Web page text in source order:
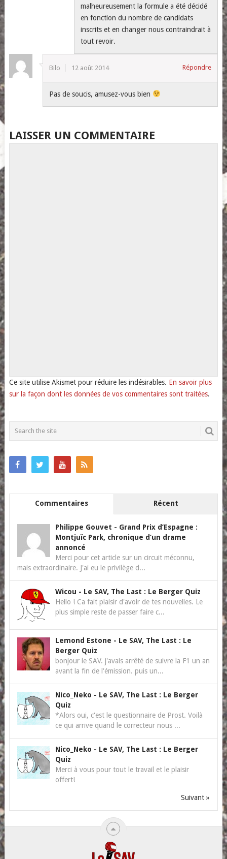
malheureusement la formule a été décidé
en fonction du nombre de candidats
inscrits et en changer nous contraindrait à
tout revoir.
Bilo 12 août 2014 Répondre
Pas de soucis, amusez-vous bien
LAISSER UN COMMENTAIRE
Ce site utilise Akismet pour réduire les indésirables. En savoir plus
sur la façon dont les données de vos commentaires sont traitées.
Commentaires Récent
Philippe Gouvet - Grand Prix d’Espagne :
Montjuïc Park, chronique d’un drame
annoncé
Merci pour cet article sur un circuit méconnu,
mais extraordinaire. J'ai eu le privilège d...
Wicou - Le SAV, The Last : Le Berger Quiz
Hello ! Ca fait plaisir d'avoir de tes nouvelles. Le
plus simple reste de passer faire c...
Lemond Estone - Le SAV, The Last : Le
Berger Quiz
bonjour le SAV. j'avais arrêté de suivre la F1 un an
avant la fin de l'émission. puis un...
Nico_Neko - Le SAV, The Last : Le Berger
Quiz
*Alors oui, c'est le questionnaire de Prost. Voilà
ce qui arrive quand le correcteur nous ...
Nico_Neko - Le SAV, The Last : Le Berger
Quiz
Merci à vous pour tout le travail et le plaisir
offert!
Suivant »